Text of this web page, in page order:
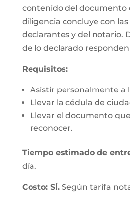
contenido del documento
diligencia concluye con
declarantes y del notario.
de lo declarado
Requisitos:
Asistir personalmente a
Llevar la cédula de
Llevar el documento
reconocer.
Tiempo estimado de
día.
Costo: SÍ.Según tarifa